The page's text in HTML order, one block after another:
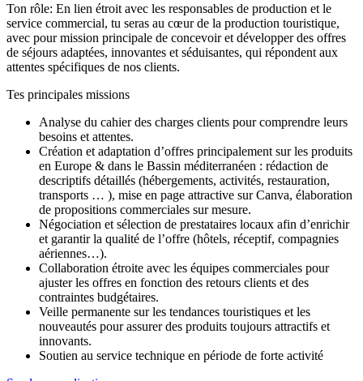
Ton rôle: En lien étroit avec les responsables de production et le
service commercial, tu seras au cœur de la production touristique,
avec pour mission principale de concevoir et développer des offres
de séjours adaptées, innovantes et séduisantes, qui répondent aux
attentes spécifiques de nos clients.
Tes principales missions
Analyse du cahier des charges clients pour comprendre leurs
besoins et attentes.
Création et adaptation d’offres principalement sur les produits
en Europe & dans le Bassin méditerranéen : rédaction de
descriptifs détaillés (hébergements, activités, restauration,
transports … ), mise en page attractive sur Canva, élaboration
de propositions commerciales sur mesure.
Négociation et sélection de prestataires locaux afin d’enrichir
et garantir la qualité de l’offre (hôtels, réceptif, compagnies
aériennes…).
Collaboration étroite avec les équipes commerciales pour
ajuster les offres en fonction des retours clients et des
contraintes budgétaires.
Veille permanente sur les tendances touristiques et les
nouveautés pour assurer des produits toujours attractifs et
innovants.
Soutien au service technique en période de forte activité